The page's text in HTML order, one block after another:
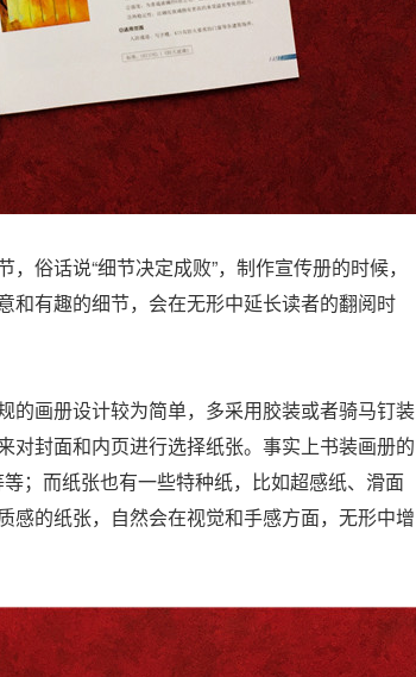
俗话说“细节决定成败”，制作宣传册的时候，
和有趣的细节，会在无形中延长读者的翻阅时
画册设计较为简单，多采用胶装或者骑马钉装
对封面和内页进行选择纸张。事实上书装画册的
；而纸张也有一些特种纸，比如超感纸、滑面
感的纸张，自然会在视觉和手感方面，无形中增